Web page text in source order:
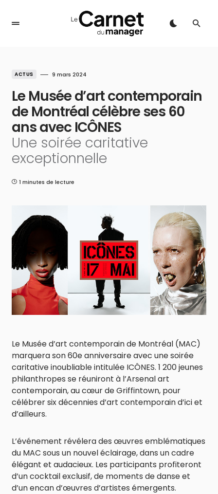
ACTUS 9 mars 2024
Le Musée d’art contemporain
de Montréal célèbre ses 60
ans avec ICÔNES
Une soirée caritative
exceptionnelle
1 minutes de lecture
Le Musée d’art contemporain de Montréal (MAC)
marquera son 60e anniversaire avec une soirée
caritative inoubliable intitulée ICÔNES. 1 200 jeunes
philanthropes se réuniront à l’Arsenal art
contemporain, au cœur de Griffintown, pour
célébrer six décennies d’art contemporain d’ici et
d’ailleurs.
L’événement révélera des œuvres emblématiques
du MAC sous un nouvel éclairage, dans un cadre
élégant et audacieux. Les participants profiteront
d’un cocktail exclusif, de moments de danse et
d’un encan d’œuvres d’artistes émergents.